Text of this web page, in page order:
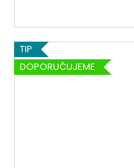
TIP
DOPORUČUJEME